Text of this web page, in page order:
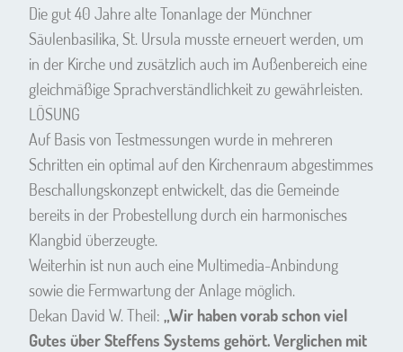
Die gut 40 Jahre alte Tonanlage der Münchner
Säulenbasilika, St. Ursula musste erneuert werden, um
in der Kirche und zusätzlich auch im Außenbereich eine
gleichmäßige Sprachverständlichkeit zu gewährleisten.
LÖSUNG
Auf Basis von Testmessungen wurde in mehreren
Schritten ein optimal auf den Kirchenraum abgestimmes
Beschallungskonzept entwickelt, das die Gemeinde
bereits in der Probestellung durch ein harmonisches
Klangbid überzeugte.
Weiterhin ist nun auch eine Multimedia-Anbindung
sowie die Fermwartung der Anlage möglich.
Dekan David W. Theil: „Wir haben vorab schon viel
Gutes über Steffens Systems gehört. Verglichen mit